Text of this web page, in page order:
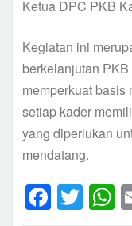
Ketua DPC PKB
Kegiatan ini
berkelanjutan
memperkuat basis
setiap kader
yang diperlukan
mendatang.
F T